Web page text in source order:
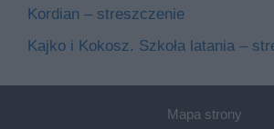
Kordian – streszczenie
Kajko i Kokosz. Szkoła latania –
Mapa strony